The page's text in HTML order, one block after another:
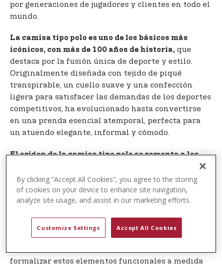
por generaciones de jugadores y clientes en todo el
mundo.
La camisa tipo polo es uno de los básicos más
icónicos, con más de 100 años de historia, que
destaca por la fusión única de deporte y estilo.
Originalmente diseñada con tejido de piqué
transpirable, un cuello suave y una confección
ligera para satisfacer las demandas de los deportes
competitivos, ha evolucionado hasta convertirse
en una prenda esencial atemporal, perfecta para
un atuendo elegante, informal y cómodo.
El origen de la camisa tipo polo se remonta a los
, ya que se creó por una necesidad
del deporte. Los jugadores modificaron las camisas
de algodón de manga larga para controlar mejor el
calor, el movimiento y el viento durante el juego.
deporte marcaron el nacimiento de lo que se
convertiría en la camisa tipo polo. A principios del
formalizar estos elementos funcionales a medida
By clicking “Accept All Cookies”, you agree to the storing
of cookies on your device to enhance site navigation,
analyze site usage, and assist in our marketing efforts.
Customize Settings Accept All Cookies